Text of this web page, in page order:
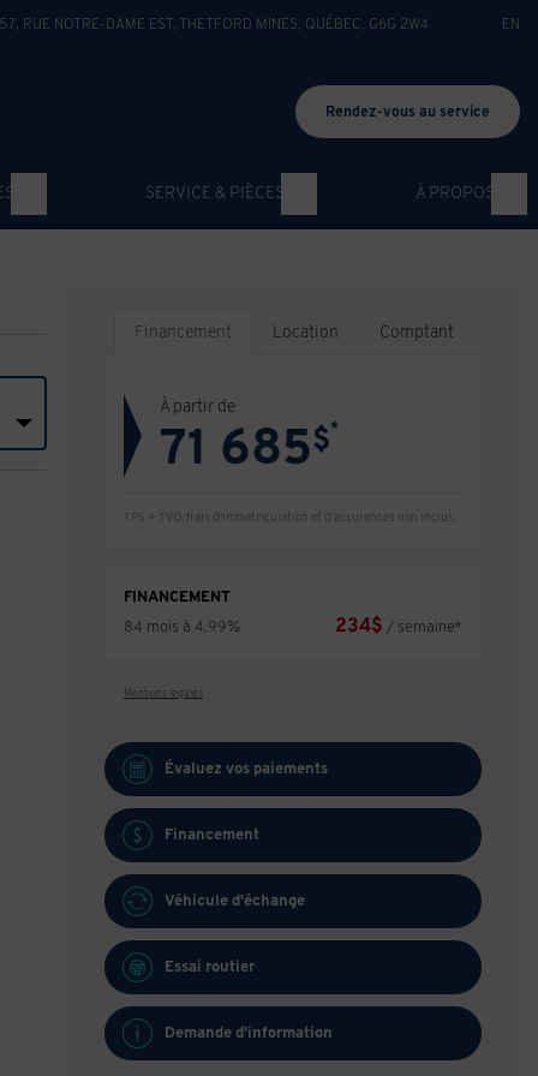
RUE NOTRE-DAME EST THETFORD MINES QUÉBEC G6G 2W4 EN
Rendez-vous au service
SERVICE & PIÈCES À PROPOS
Financement Location Comptant
À partir de
71 685$*
TPS + TVQ, frais d'immatriculation et d'assurances non inclus.
FINANCEMENT
84 mois à 4.99%
234$ / semaine*
Mentions légales
Évaluez vos paiements
Financement
Véhicule d'échange
Essai routier
Demande d'information